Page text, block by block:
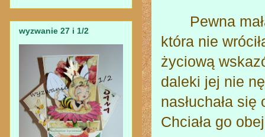
Pewna mała
która nie
życiową
daleki jej nie
nasłuchała
Chciała go
wyzwanie 27 i 1/2